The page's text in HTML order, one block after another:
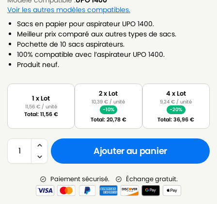
Voir les autres modèles compatibles.
Sacs en papier pour aspirateur UPO 1400.
Meilleur prix comparé aux autres types de sacs.
Pochette de 10 sacs aspirateurs.
100% compatible avec l’aspirateur UPO 1400.
Produit neuf.
1 x Lot
11,56 €/ unité
Total:11,56€
2 x Lot
10,39€ / unité
-10%
Total:20,78€
4 x Lot
9,24€ / unité
-20%
Total:36,96€
Ajouter au panier
Paiement sécurisé. Échange gratuit.